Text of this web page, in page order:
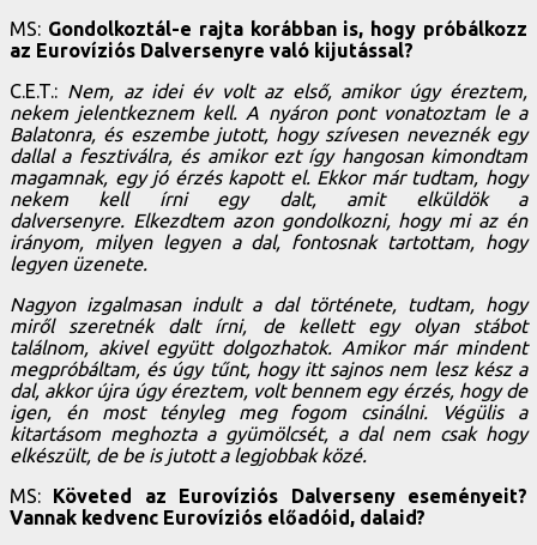
MS: Gondolkoztál-e rajta korábban is, hogy próbálkozz
az Eurovíziós Dalversenyre való kijutással?
C.E.T.: Nem, az idei év volt az első, amikor úgy éreztem,
nekem jelentkeznem kell. A nyáron pont vonatoztam le a
Balatonra, és eszembe jutott, hogy szívesen neveznék egy
dallal a fesztiválra, és amikor ezt így hangosan kimondtam
magamnak, egy jó érzés kapott el. Ekkor már tudtam, hogy
nekem kell írni egy dalt, amit elküldök a
dalversenyre. Elkezdtem azon gondolkozni, hogy mi az én
irányom, milyen legyen a dal, fontosnak tartottam, hogy
legyen üzenete.
Nagyon izgalmasan indult a dal története, tudtam, hogy
miről szeretnék dalt írni, de kellett egy olyan stábot
találnom, akivel együtt dolgozhatok. Amikor már mindent
megpróbáltam, és úgy tűnt, hogy itt sajnos nem lesz kész a
dal, akkor újra úgy éreztem, volt bennem egy érzés, hogy de
igen, én most tényleg meg fogom csinálni. Végülis a
kitartásom meghozta a gyümölcsét, a dal nem csak hogy
elkészült, de be is jutott a legjobbak közé.
MS: Követed az Eurovíziós Dalverseny eseményeit?
Vannak kedvenc Eurovíziós előadóid, dalaid?